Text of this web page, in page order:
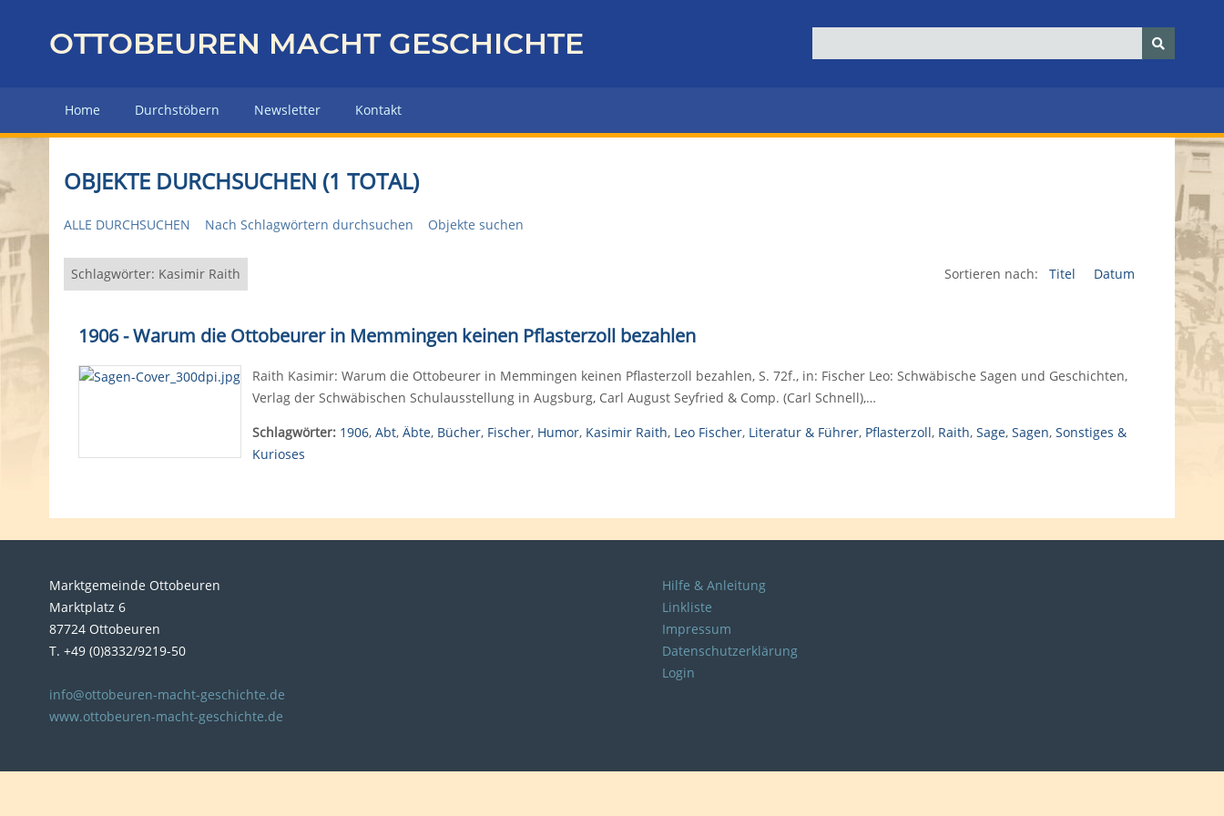
z
r
H
u
p
e
OTTOBEUREN MACHT GESCHICHTE
Home Durchstöbern Newsletter Kontakt
OBJEKTE DURCHSUCHEN (1 TOTAL)
ALLE DURCHSUCHEN Nach Schlagwörtern durchsuchen Objekte suchen
Schlagwörter: Kasimir Raith Sortieren nach: Titel Datum
1906 - Warum die Ottobeurer in Memmingen keinen Pflasterzoll bezahlen
Raith Kasimir: Warum die Ottobeurer in Memmingen keinen Pflasterzoll bezahlen, S. 72f., in: Fischer Leo: Schwäbische Sagen und Geschichten,
Verlag der Schwäbischen Schulausstellung in Augsburg, Carl August Seyfried & Comp. (Carl Schnell),…
Schlagwörter: 1906, Abt, Äbte, Bücher, Fischer, Humor, Kasimir Raith, Leo Fischer, Literatur & Führer, Pflasterzoll, Raith, Sage, Sagen, Sonstiges &
Kurioses
Marktgemeinde Ottobeuren
Marktplatz 6
87724 Ottobeuren
T. +49 (0)8332/9219-50
info@ottobeuren-macht-geschichte.de
www.ottobeuren-macht-geschichte.de
Hilfe & Anleitung
Linkliste
Impressum
Datenschutzerklärung
Login